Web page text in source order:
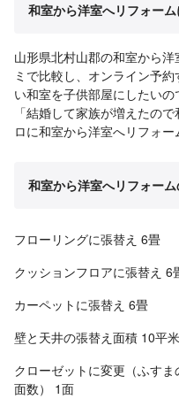
和室から洋室へリフォー
山形県北村山郡の和室から
ミで比較し、オンライン予
い和室を子供部屋にしたいの
「結婚して家族が増えたの
ロに和室から洋室へリフォー
和室から洋室へリフォー
フローリングに張替え 6畳
クッションフロアに張替え 6
カーペットに張替え 6畳
壁と天井の張替え面積 10平米
クローゼットに変更（ふすま
面数） 1面